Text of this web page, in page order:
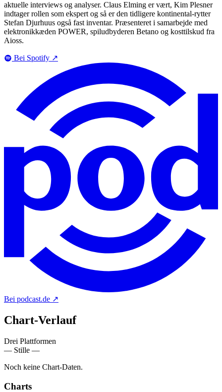
aktuelle interviews og analyser. Claus Elming er vært, Kim Plesner
indtager rollen som ekspert og så er den tidligere kontinental-rytter
Stefan Djurhuus også fast inventar. Præsenteret i samarbejde med
elektronikkæden POWER, spiludbyderen Betano og kosttilskud fra
Aioss.
Bei Spotify ↗
Bei podcast.de ↗
Chart-Verlauf
Drei Plattformen
— Stille —
Noch keine Chart-Daten.
Charts